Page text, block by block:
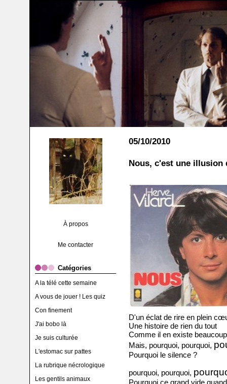
À propos
Me contacter
Catégories
A la télé cette semaine
A vous de jouer ! Les quiz
Con finement
J'ai bobo là
Je suis culturée
L'estomac sur pattes
La rubrique nécrologique
Les gentils animaux
05/10/2010
Nous, c'est une illusion
D'un éclat de rire en plein
Une histoire de rien du tout
Comme il en existe beaucoup
Mais, pourquoi, pourquoi,
Pourquoi le silence ?
pourquoi, pourquoi,
Pourquoi ce grand vide